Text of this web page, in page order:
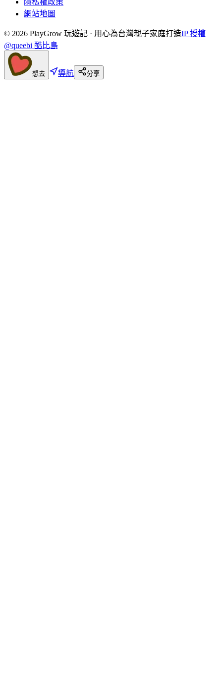
隱私權政策
網站地圖
© 2026 PlayGrow 玩遊記 · 用心為台灣親子家庭打造IP 授權
@queebi 酷比島
想去 導航 分享